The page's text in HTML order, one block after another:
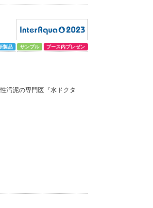
製品 サンプル ブース内プレゼン
汚泥の専門医『水ドクタ